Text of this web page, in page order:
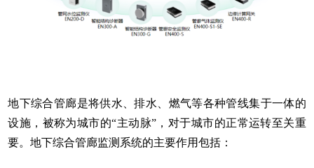
地下综合管廊是将供水、排水、燃气等各种管线集于一体的
设施，被称为城市的“主动脉”，对于城市的正常运转至关重
要。地下综合管廊监测系统的主要作用包括：